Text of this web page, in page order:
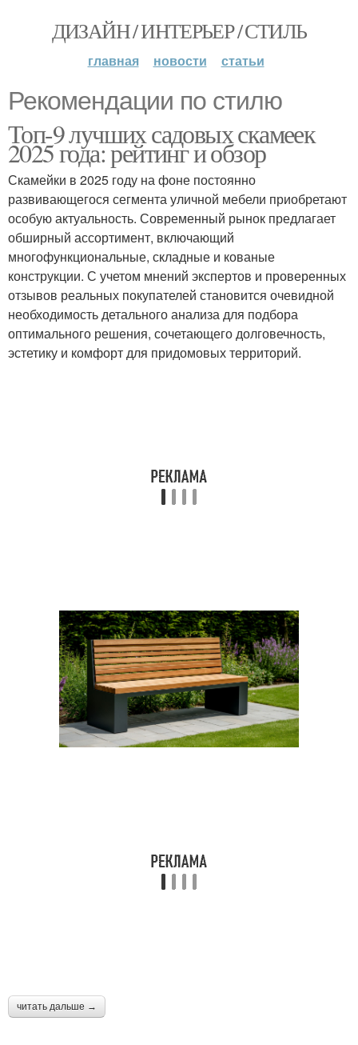
ДИЗАЙН / ИНТЕРЬЕР / СТИЛЬ
главная новости статьи
Рекомендации по стилю
Топ-9 лучших садовых скамеек
2025 года: рейтинг и обзор
Скамейки в 2025 году на фоне постоянно
развивающегося сегмента уличной мебели приобретают
особую актуальность. Современный рынок предлагает
обширный ассортимент, включающий
многофункциональные, складные и кованые
конструкции. С учетом мнений экспертов и проверенных
отзывов реальных покупателей становится очевидной
необходимость детального анализа для подбора
оптимального решения, сочетающего долговечность,
эстетику и комфорт для придомовых территорий.
читать дальше →